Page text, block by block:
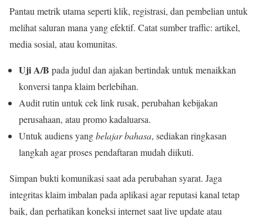
Pantau metrik utama seperti klik, registrasi, dan pembelian untuk
melihat saluran mana yang efektif. Catat sumber traffic: artikel,
media sosial, atau komunitas.
Uji A/B pada judul dan ajakan bertindak untuk menaikkan
konversi tanpa klaim berlebihan.
Audit rutin untuk cek link rusak, perubahan kebijakan
perusahaan, atau promo kadaluarsa.
Untuk audiens yangbelajar bahasa, sediakan ringkasan
langkah agar proses pendaftaran mudah diikuti.
Simpan bukti komunikasi saat ada perubahan syarat. Jaga
integritas klaim imbalan pada aplikasi agar reputasi kanal tetap
baik, dan perhatikan koneksi internet saat live update atau